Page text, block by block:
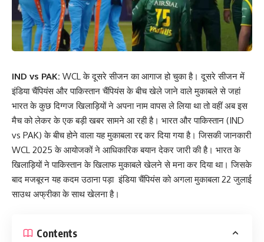
IND vs PAK: WCL के दूसरे सीजन का आगाज हो चुका है। दूसरे सीजन में
इंडिया चैंपियंस और पाकिस्तान चैंपियंस के बीच खेले जाने वाले मुकाबले से जहां
भारत के कुछ दिग्गज खिलाड़ियों ने अपना नाम वापस ले लिया था तो वहीं अब इस
मैच को लेकर के एक बड़ी खबर सामने आ रही है। भारत और पाकिस्तान (IND
vs PAK) के बीच होने वाला यह मुकाबला रद्द कर दिया गया है। जिसकी जानकारी
WCL 2025 के आयोजकों ने आधिकारिक बयान देकर जारी की है। भारत के
खिलाड़ियों ने पाकिस्तान के खिलाफ मुकाबले खेलने से मना कर दिया था। जिसके
बाद मजबूरन यह कदम उठाना पड़ा इंडिया चैंपियंस को अगला मुकाबला 22 जुलाई
साउथ अफ्रीका के साथ खेलना है।
Contents